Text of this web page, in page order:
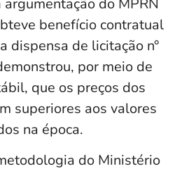
benefício contratual
dispensa de licitação n°
por meio de
que os preços dos
superiores aos valores
na época.
do Ministério